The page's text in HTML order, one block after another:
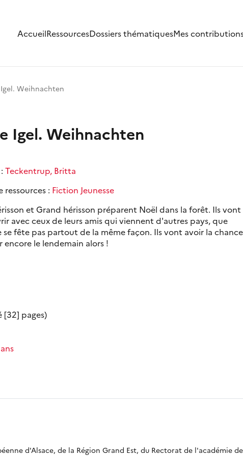
AccueilRessourcesDossiers thématiquesMes
Weihnachten
Igel. Weihnachten
Teckentrup, Britta
ressources : Fiction Jeunesse
et Grand hérisson préparent Noël dans la forêt. Ils vont
avec ceux de leurs amis qui viennent d'autres pays, que
se fête pas partout de la même façon. Ils vont avoir la chance
encore le lendemain alors !
[32] pages)
d'Alsace, de la Région Grand Est, du Rectorat de l'académie